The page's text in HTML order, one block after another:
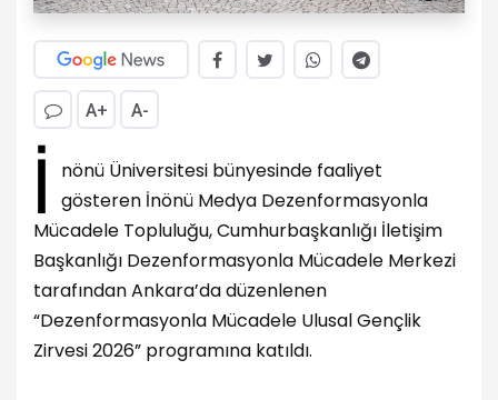
A+ A-
İ
nönü Üniversitesi bünyesinde faaliyet
gösteren İnönü Medya Dezenformasyonla
Mücadele Topluluğu, Cumhurbaşkanlığı İletişim
Başkanlığı Dezenformasyonla Mücadele Merkezi
tarafından Ankara’da düzenlenen
“Dezenformasyonla Mücadele Ulusal Gençlik
Zirvesi 2026” programına katıldı.